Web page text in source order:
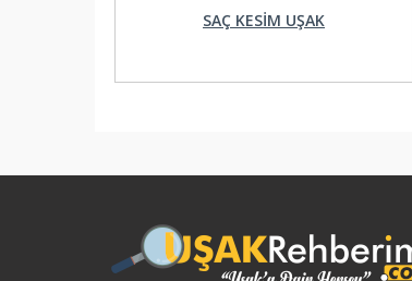
SAÇ KESİM UŞAK